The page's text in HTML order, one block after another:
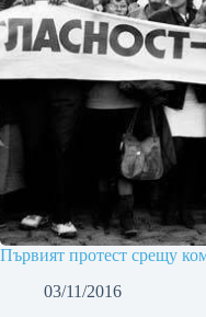
Първият протест срещу
03/11/2016